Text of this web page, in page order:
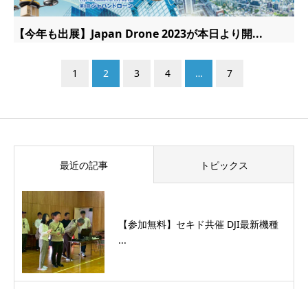
【今年も出展】Japan Drone 2023が本日より開...
1 2 3 4 … 7
最近の記事 トピックス
【参加無料】セキド共催 DJI最新機種
...